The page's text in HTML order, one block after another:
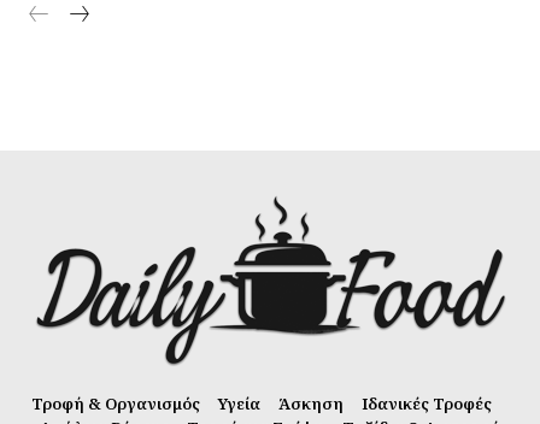
Τροφή & Οργανισμός Υγεία Άσκηση
Ιδανικές Τροφές